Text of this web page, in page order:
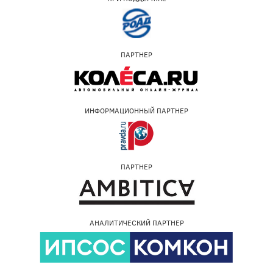
ПАРТНЕР
ИНФОРМАЦИОННЫЙ ПАРТНЕР
ПАРТНЕР
АНАЛИТИЧЕСКИЙ ПАРТНЕР